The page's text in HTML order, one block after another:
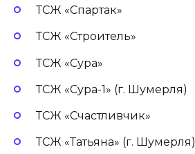
ТСЖ «Спартак»
ТСЖ «Строитель»
ТСЖ «Сура»
ТСЖ «Сура-1» (г. Шумерля)
ТСЖ «Счастливчик»
ТСЖ «Татьяна» (г. Шумерля)